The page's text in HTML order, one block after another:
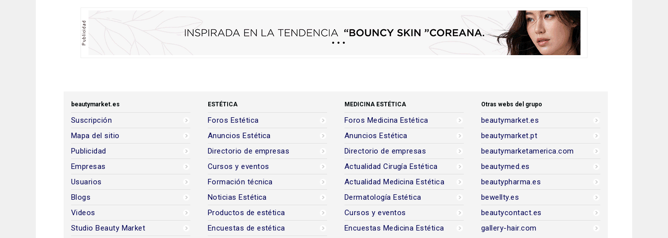
beautymarket.es
Suscripción
Mapa del sitio
Publicidad
Empresas
Usuarios
Blogs
Videos
Studio Beauty Market
ESTÉTICA
Foros Estética
Anuncios Estética
Directorio de empresas
Cursos y eventos
Formación técnica
Noticias Estética
Productos de estética
Encuestas de estética
MEDICINA ESTÉTICA
Foros Medicina Estética
Anuncios Estética
Directorio de empresas
Actualidad Cirugía Estética
Actualidad Medicina Estética
Dermatología Estética
Cursos y eventos
Encuestas Medicina Estética
Otras webs del grupo
beautymarket.es
beautymarket.pt
beautymarketamerica.com
beautymed.es
beautypharma.es
bewellty.es
beautycontact.es
gallery-hair.com